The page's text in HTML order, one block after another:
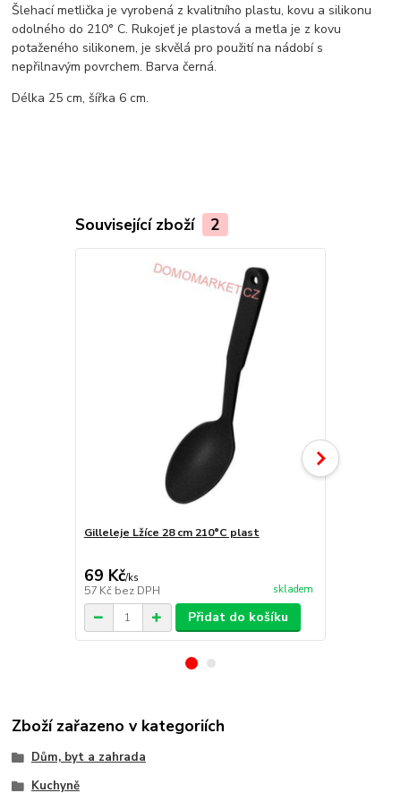
Šlehací metlička je vyrobená z kvalitního plastu, kovu a silikonu
odolného do 210° C. Rukojeť je plastová a metla je z kovu
potaženého silikonem, je skvělá pro použití na nádobí s
nepřilnavým povrchem. Barva černá.
Délka 25 cm, šířka 6 cm.
Související zboží 2
Gilleleje Lžíce 28 cm 210°C plast
69 Kč/ks
57 Kč bez DPH skladem
Přidat do košíku
Zboží zařazeno v kategoriích
Dům, byt a zahrada
Kuchyně